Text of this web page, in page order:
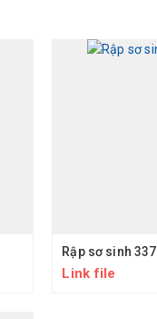
Rập sơ sinh 337
Link file